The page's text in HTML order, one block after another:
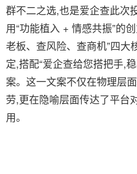
群不二之选,也是爱企查此次
用“功能植入 + 情感共振”的
老板、查风险、查商机”四大
定,搭配“爱企查给您搭把手,
案。这一文案不仅在物理层
劳,更在隐喻层面传达了平台
用。